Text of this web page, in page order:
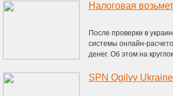
Налоговая
После проверки в
системы онлайн-
денег. Об этом на